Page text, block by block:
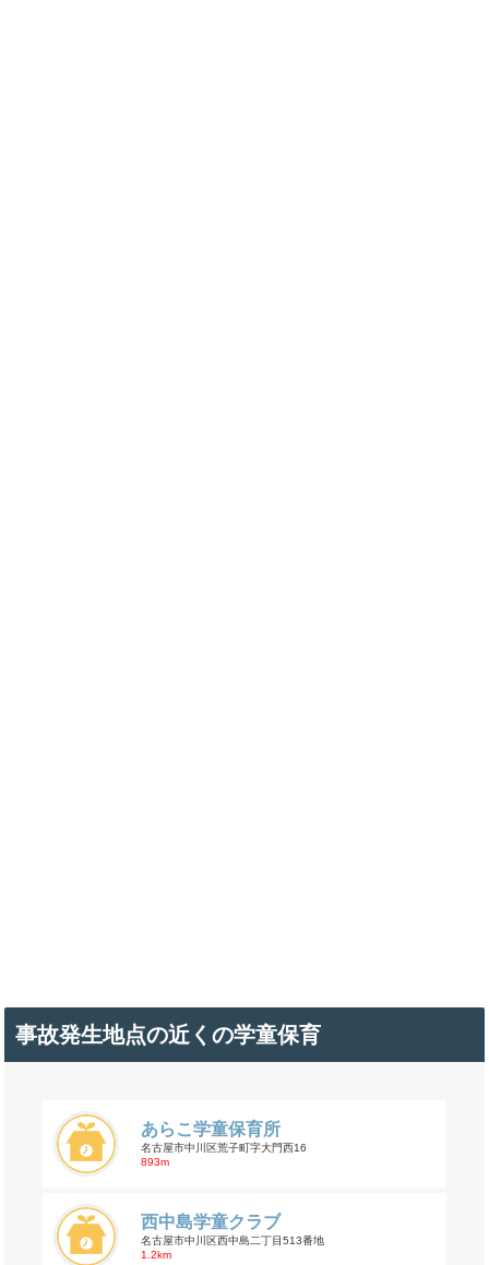
事故発生地点の近くの学童保育
あらこ学童保育所
名古屋市中川区荒子町字大門西16
893m
西中島学童クラブ
名古屋市中川区西中島二丁目513番地
1.2km